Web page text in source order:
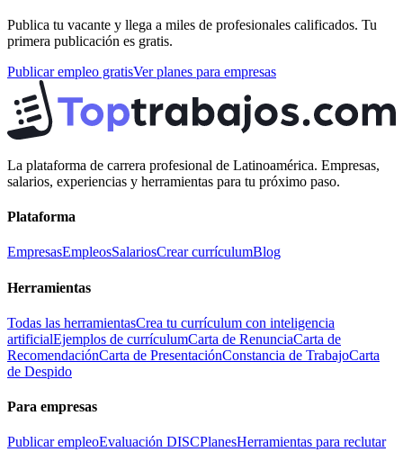
Publica tu vacante y llega a miles de profesionales calificados. Tu
primera publicación es gratis.
Publicar empleo gratisVer planes para empresas
La plataforma de carrera profesional de Latinoamérica. Empresas,
salarios, experiencias y herramientas para tu próximo paso.
Plataforma
EmpresasEmpleosSalariosCrear currículumBlog
Herramientas
Todas las herramientasCrea tu currículum con inteligencia
artificialEjemplos de currículumCarta de RenunciaCarta de
RecomendaciónCarta de PresentaciónConstancia de TrabajoCarta
de Despido
Para empresas
Publicar empleoEvaluación DISCPlanesHerramientas para reclutar